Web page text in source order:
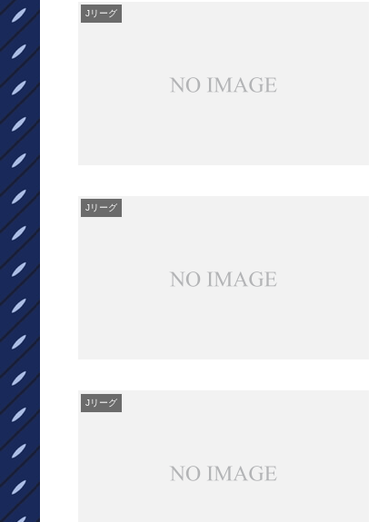
Jリーグ
Jリーグ
Jリーグ